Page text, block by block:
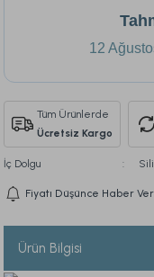
12
Tüm Ürünlerde
Ücretsiz Kargo
İç Dolgu
Fiyatı Düşünce Haber Ver
Ürün Bilgisi